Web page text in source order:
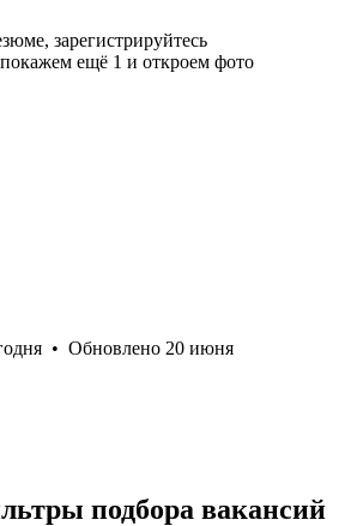
зарегистрируйтесь
ещё 1 и откроем фото
• Обновлено 20 июня
подбора вакансий